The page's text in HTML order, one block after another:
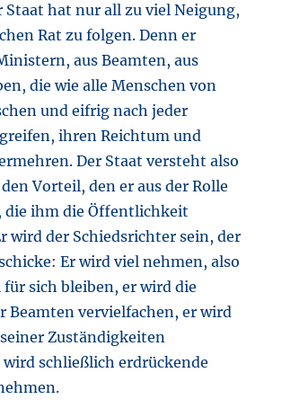
Staat hat nur all zu viel Neigung,
Rat zu folgen. Denn er
aus Beamten, aus
die wie alle Menschen von
und eifrig nach jeder
ihren Reichtum und
Der Staat versteht also
Vorteil, den er aus der Rolle
die ihm die Öffentlichkeit
wird der Schiedsrichter sein, der
Er wird viel nehmen, also
sich bleiben, er wird die
Beamten vervielfachen, er wird
Zuständigkeiten
schließlich erdrückende